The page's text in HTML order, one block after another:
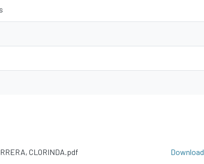
CLORINDA.pdf
Download